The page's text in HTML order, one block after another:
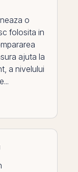
o
folosita in
ajuta la
a nivelului